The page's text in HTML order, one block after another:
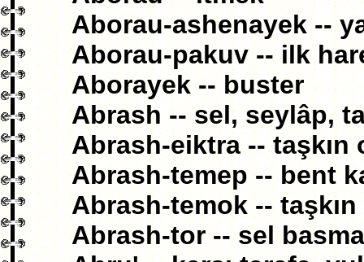
Aborau-ashenayek --
Aborau-pakuv -- ilk
Aborayek -- buster
Abrash -- sel, seylâp,
Abrash-eiktra -- taşkın
Abrash-temep -- bent
Abrash-temok -- taşkın
Abrash-tor -- sel